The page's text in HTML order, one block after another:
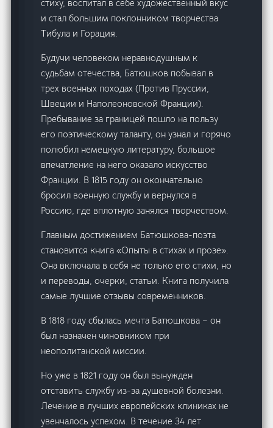
стиху, воспитал в себе художественный вкус
и стал большим поклонником творчества
Тибула и Горация.
Будучи человеком неравнодушным к
судьбам отечества, Батюшков побывал в
трех военных походах (Против Пруссии,
Швеции и Наполеоновской Франции).
Пребывание за границей пошло на пользу
его поэтическому таланту, он узнал и горячо
полюбил немецкую литературу, большое
впечатление на него оказало искусство
Франции. В 1815 году он окончательно
бросил военную службу и вернулся в
Россию, где вплотную занялся творчеством.
Главным достижением Батюшкова-поэта
становится книга «Опыты в стихах и прозе».
Она включала в себя не только его стихи, но
и переводы, очерки, статьи. Книга получила
самые лучшие отзывы современников.
В 1818 году сбылась мечта Батюшкова – он
был назначен чиновником при
неополитанской миссии.
Но уже в 1821 году он был вынужден
отставить службу из-за душевной болезни.
Лечение в лучших европейских клиниках не
увенчалось успехом. В течение 34 лет